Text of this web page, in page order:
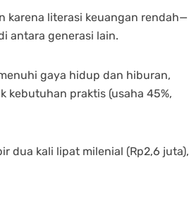
karena literasi keuangan rendah—
antara generasi lain.
gaya hidup dan hiburan,
kebutuhan praktis (usaha 45%,
dua kali lipat milenial (Rp2,6 juta),